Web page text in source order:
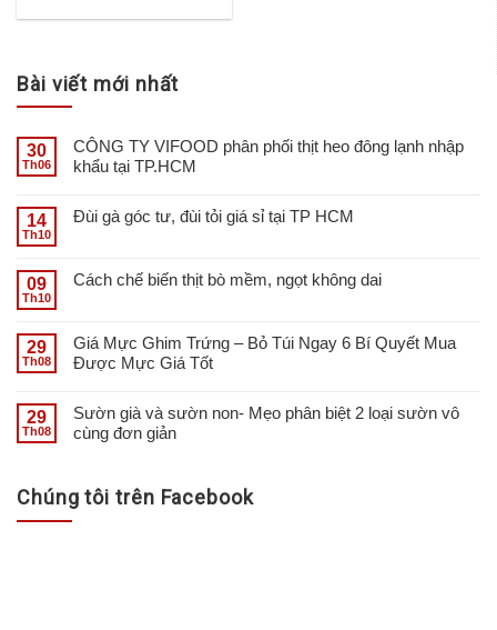
Bài viết mới nhất
30
Th06
CÔNG TY VIFOOD phân phối thịt heo đông lạnh nhập
khẩu tại TP.HCM
14
Th10
Đùi gà góc tư, đùi tỏi giá sỉ tại TP HCM
09
Th10
Cách chế biến thịt bò mềm, ngọt không dai
29
Th08
Giá Mực Ghim Trứng – Bỏ Túi Ngay 6 Bí Quyết Mua
Được Mực Giá Tốt
29
Th08
Sườn già và sườn non- Mẹo phân biệt 2 loại sườn vô
cùng đơn giản
Chúng tôi trên Facebook